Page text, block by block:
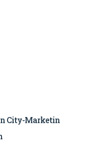
City-Marketin